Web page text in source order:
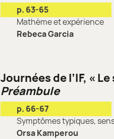
p. 63-65
Mathème et expérience
Rebeca Garcia
Journées de l’IF, «
Préambule
p. 66-67
Symptômes typiques,
Orsa Kamperou